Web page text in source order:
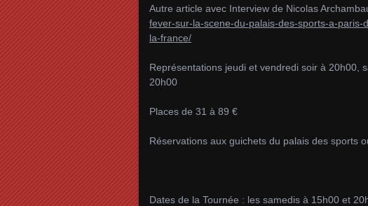
Autre article avec Interview de Nicolas
fever-sur-la-scene-du-palais-des-sports-a-
la-france/
Représentations jeudi et vendredi soir à 20h00,
20h00
Places de 31 à 89 €
Réservations aux guichets du palais des sports
Dates de la Tournée : les samedis à 15h00 et